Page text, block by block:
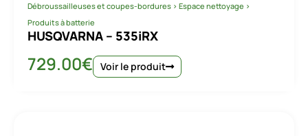
Débroussailleuses et coupes-bordures > Espace nettoyage >
Produits à batterie
HUSQVARNA – 535iRX
729.00€ Voir le produit